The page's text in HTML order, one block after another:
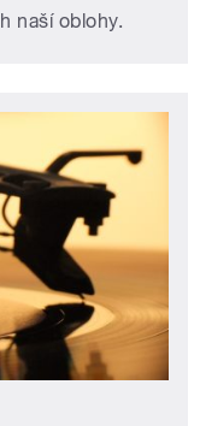
naší oblohy.